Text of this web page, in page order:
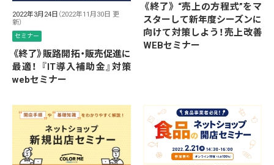
2022年3月24日 （2022年11月30日 更
新）
セミナー
《終了》販路開拓・販売促進に
最適！ 『IT導入補助金』対策
webセミナー
《終了》 “売上の方程式”をマ
スターして新年度シーズンに
向けて対策しよう！売上改善
WEBセミナー